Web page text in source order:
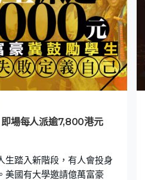
涉事公司需向她賠償合共
公司先付1,440元，剩餘
教師到家中當面領取。 教
轉帳付款 女教師聞言擔心
行四人陪同到老闆住所，女
就是一元的硬幣，一大袋
他清點一下，他不同意，發
，我姐姐另外一個朋友也
性顱腦損傷輕型，其朋友
先生指，解僱葉女士的原因
場每人派逾7,800港元
生踏入新階段，有人會投身
美國有大學邀請億萬富豪